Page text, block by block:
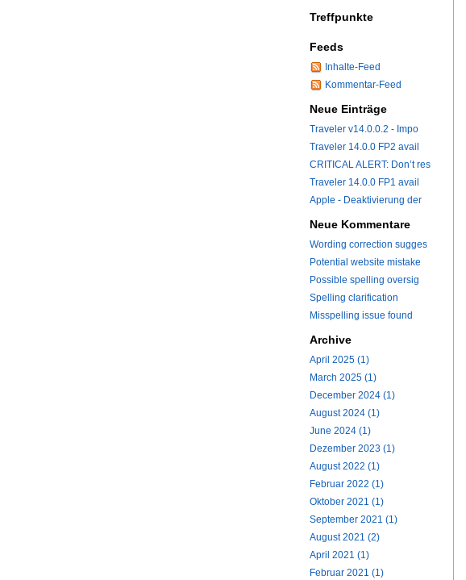
Treffpunkte
Feeds
Inhalte-Feed
Kommentar-Feed
Neue Einträge
Traveler v14.0.0.2 - Impo
Traveler 14.0.0 FP2 avail
CRITICAL ALERT: Don’t res
Traveler 14.0.0 FP1 avail
Apple - Deaktivierung der
Neue Kommentare
Wording correction sugges
Potential website mistake
Possible spelling oversig
Spelling clarification
Misspelling issue found
Archive
April 2025 (1)
March 2025 (1)
December 2024 (1)
August 2024 (1)
June 2024 (1)
Dezember 2023 (1)
August 2022 (1)
Februar 2022 (1)
Oktober 2021 (1)
September 2021 (1)
August 2021 (2)
April 2021 (1)
Februar 2021 (1)